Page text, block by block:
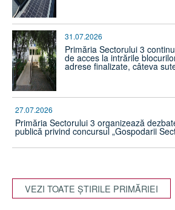
31.07.2026
Primăria Sectorului 3
de acces la intrările
adrese finalizate, câteva
27.07.2026
Primăria Sectorului 3 organizează
publică privind concursul „Gospodarii
VEZI TOATE ŞTIRILE PRIMĂRIEI